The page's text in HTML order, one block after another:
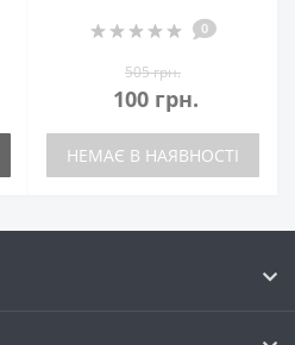
0
505 грн.
100 грн.
НЕМАЄ В НАЯВНОСТІ